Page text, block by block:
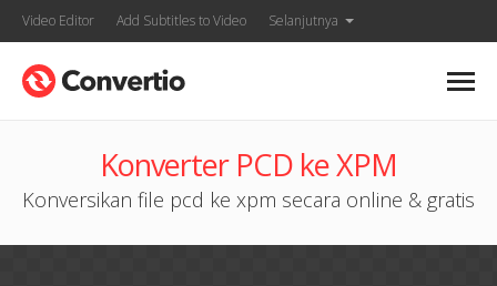
Video Editor Add Subtitles to Video Selanjutnya
Konverter PCD ke XPM
Konversikan file pcd ke xpm secara online & gratis